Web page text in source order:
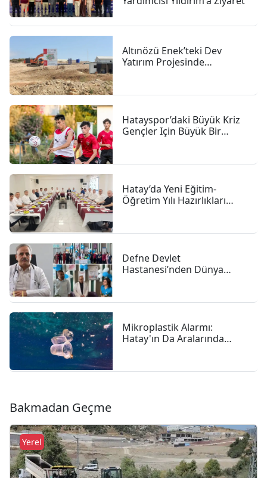
Altınözü Enek’teki Dev
Yatırım Projesinde
Hatayspor’daki Büyük Kriz
Gençler Için Büyük Bir
Hatay’da Yeni Eğitim-
Öğretim Yılı Hazırlıkları
Defne Devlet
Hastanesi’nden Dünya
En Güçlü Başlangıç"
Mikroplastik Alarmı:
Hatay'ın Da Aralarında
Bakmadan Geçme
Yerel